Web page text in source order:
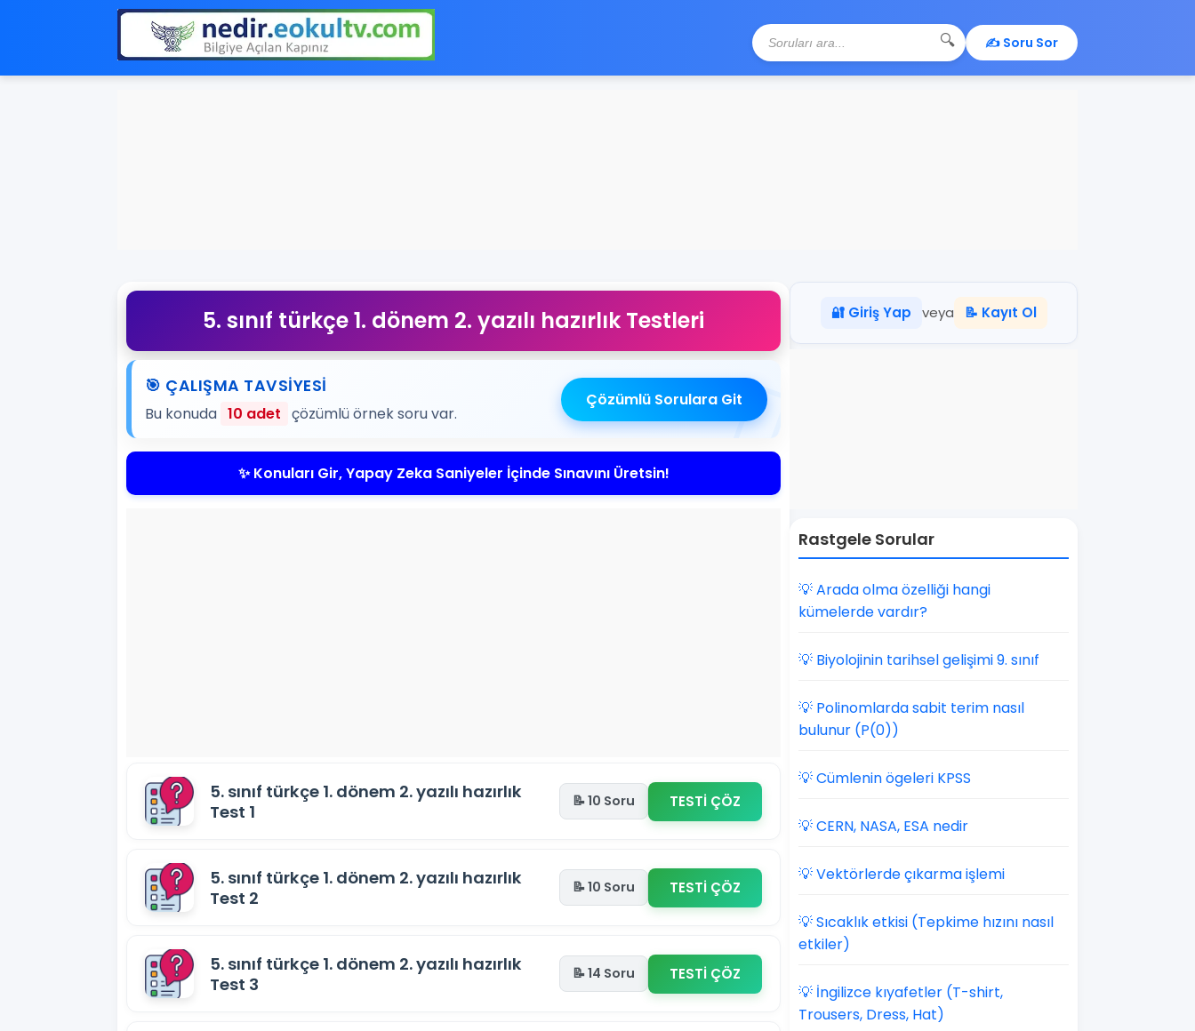
🔍 ✍️ Soru Sor
5. sınıf türkçe 1. dönem 2. yazılı hazırlık Testleri
🎯 ÇALIŞMA TAVSIYESI
Bu konuda 10 adet çözümlü örnek soru var.
Çözümlü Sorulara Git
✨ Konuları Gir, Yapay Zeka Saniyeler İçinde Sınavını Üretsin!
5. sınıf türkçe 1. dönem 2. yazılı hazırlık
Test 1
📝 10 Soru TESTİ ÇÖZ
5. sınıf türkçe 1. dönem 2. yazılı hazırlık
Test 2
📝 10 Soru TESTİ ÇÖZ
5. sınıf türkçe 1. dönem 2. yazılı hazırlık
Test 3
📝 14 Soru TESTİ ÇÖZ
🔐 Giriş Yap veya 📝 Kayıt Ol
Rastgele Sorular
💡 Arada olma özelliği hangi
kümelerde vardır?
💡 Biyolojinin tarihsel gelişimi 9. sınıf
💡 Polinomlarda sabit terim nasıl
bulunur (P(0))
💡 Cümlenin ögeleri KPSS
💡 CERN, NASA, ESA nedir
💡 Vektörlerde çıkarma işlemi
💡 Sıcaklık etkisi (Tepkime hızını nasıl
etkiler)
💡 İngilizce kıyafetler (T-shirt,
Trousers, Dress, Hat)